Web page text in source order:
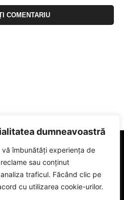
dumneavoastră
îmbunătăți experiența de
sau conținut
traficul. Făcând clic pe
cu utilizarea cookie-urilor.